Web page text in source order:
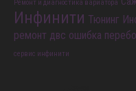
Ремонт и диагностика вариатора
Инфинити Тюнинг
ремонт двс ошибка
сервис инфинити